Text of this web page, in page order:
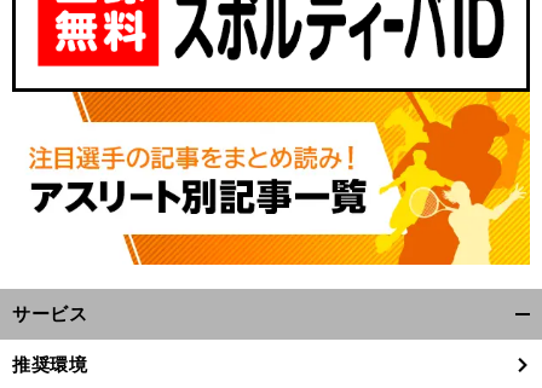
サービス
閉
推奨環境